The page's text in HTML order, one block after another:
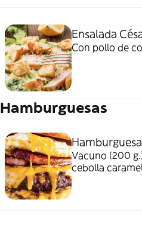
Ensalada
Con pollo de
Hamburguesas
Vacuno (200
cebolla